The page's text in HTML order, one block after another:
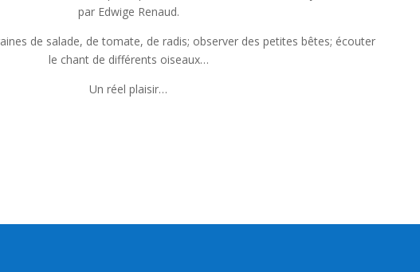
par Edwige Renaud.
de salade, de tomate, de radis; observer des petites bêtes; écouter
le chant de différents oiseaux…
Un réel plaisir…